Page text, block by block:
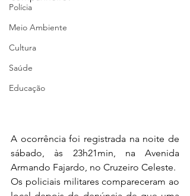
Polícia
Meio Ambiente
Cultura
Saúde
Educação
A ocorrência foi registrada na noite de
sábado, às 23h21min, na Avenida
Armando Fajardo, no Cruzeiro Celeste.
Os policiais militares compareceram ao